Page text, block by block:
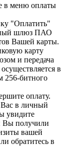
в меню оплаты
"Оплатить"
шлюз ПАО
Вашей карты.
карту
и передача
в
256-битного
оплату.
Вас в личный
увидите
Вы получили
вашей
обратитесь в